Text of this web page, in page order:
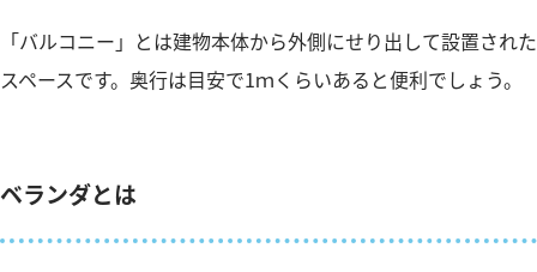
「バルコニー」とは建物本体から外側にせり出して設置された
スペースです。奥行は目安で1ｍくらいあると便利でしょう。
ベランダとは